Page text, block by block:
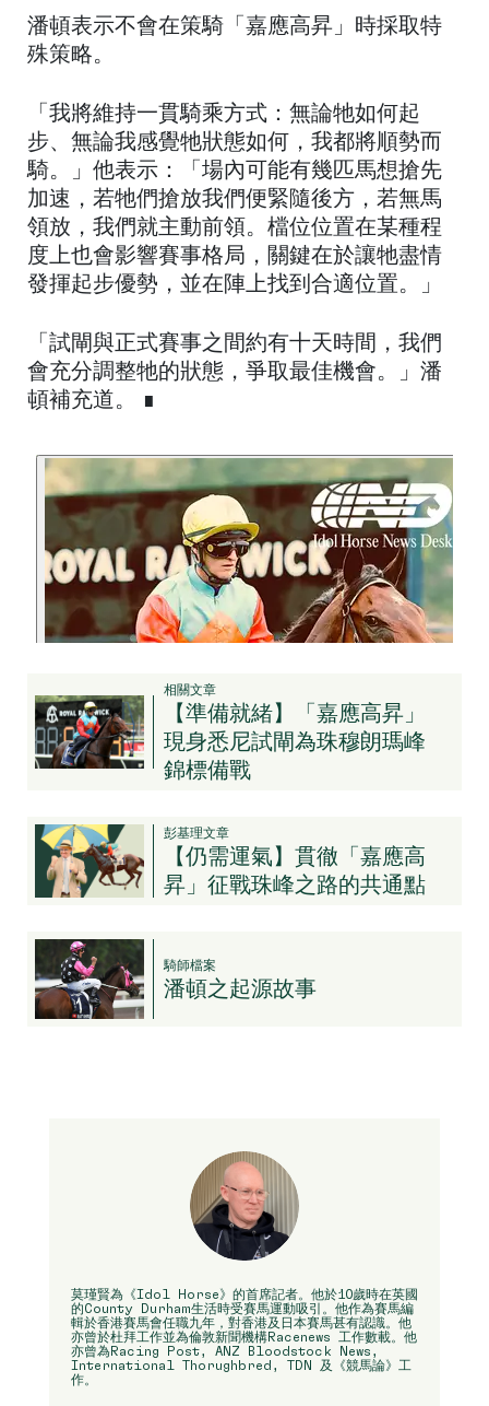
潘頓表示不會在策騎「嘉應高昇」時採取特
殊策略。
「我將維持一貫騎乘方式：無論牠如何起
步、無論我感覺牠狀態如何，我都將順勢而
騎。」他表示：「場內可能有幾匹馬想搶先
加速，若牠們搶放我們便緊隨後方，若無馬
領放，我們就主動前領。檔位位置在某種程
度上也會影響賽事格局，關鍵在於讓牠盡情
發揮起步優勢，並在陣上找到合適位置。」
「試閘與正式賽事之間約有十天時間，我們
會充分調整牠的狀態，爭取最佳機會。」潘
頓補充道。 ∎
相關文章
【準備就緒】「嘉應高昇」
現身悉尼試閘為珠穆朗瑪峰
錦標備戰
彭基理文章
【仍需運氣】貫徹「嘉應高
昇」征戰珠峰之路的共通點
騎師檔案
潘頓之起源故事
莫瑾賢為《Idol Horse》的首席記者。他於10歲時在英國
的County Durham生活時受賽馬運動吸引。他作為賽馬編
輯於香港賽馬會任職九年，對香港及日本賽馬甚有認識。他
亦曾於杜拜工作並為倫敦新聞機構Racenews 工作數載。他
亦曾為Racing Post, ANZ Bloodstock News,
International Thorughbred, TDN 及《競馬論》工
作。